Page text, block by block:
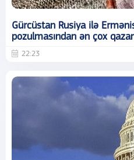
Gürcüstan Rusiya ilə
pozulmasından ən çox
22:23